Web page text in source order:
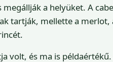
a helyüket. A
tartják, mellette a merlot,
volt, és ma is példaértékű.